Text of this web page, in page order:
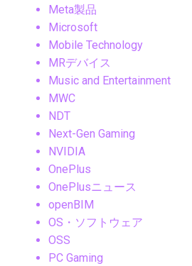
Meta製品
Microsoft
Mobile Technology
MRデバイス
Music and Entertainment
MWC
NDT
Next-Gen Gaming
NVIDIA
OnePlus
OnePlusニュース
openBIM
OS・ソフトウェア
OSS
PC Gaming